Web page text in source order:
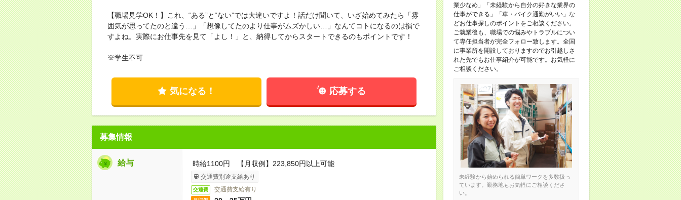
【職場見学OK！】これ、“ある”と“ない”では大違いですよ！話だけ聞いて、いざ始めてみたら「雰
囲気が思ってたのと違う…」「想像してたのより仕事がムズかしい…」なんてコトになるのは損で
すよね。実際にお仕事先を見て「よし！」と、納得してからスタートできるのもポイントです！
※学生不可
気になる！ 応募する
募集情報
給与 時給1100円 【月収例】223,850円以上可能
交通費別途支給あり
交通費 交通費支給有り
業少なめ」「未経験から自分の好きな業界の
仕事ができる」「車・バイク通勤がいい」な
どお仕事探しのポイントをご相談ください。
ご就業後も、職場での悩みやトラブルについ
て専任担当者が完全フォロー致します。全国
に事業所を開設しておりますのでお引越しさ
れた先でもお仕事紹介が可能です。お気軽に
ご相談ください。
未経験から始められる簡単ワークを多数扱っ
ています。勤務地もお気軽にご相談くださ
い。